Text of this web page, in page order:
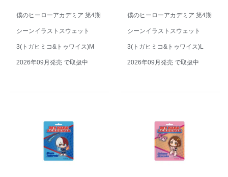
僕のヒーローアカデミア 第4期
シーンイラストスウェット
3(トガヒミコ&トゥワイス)M
2026年09月発売 で取扱中
僕のヒーローアカデミア 第4期
シーンイラストスウェット
3(トガヒミコ&トゥワイス)L
2026年09月発売 で取扱中